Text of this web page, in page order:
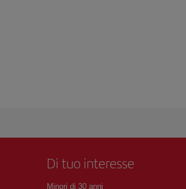
Di tuo interesse
Minori di 30 anni